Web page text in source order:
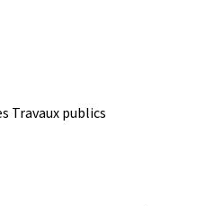
Travaux publics